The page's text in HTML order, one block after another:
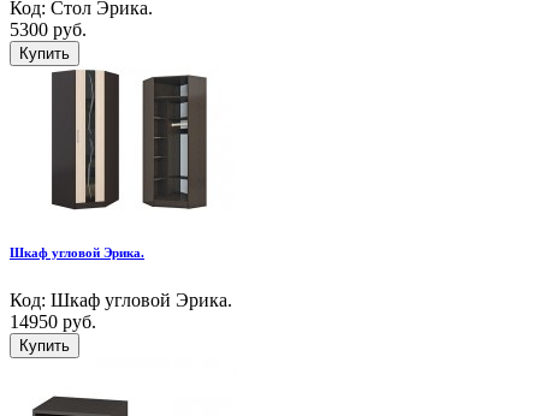
Код: Стол Эрика.
5300 руб.
Купить
Шкаф угловой Эрика.
Код: Шкаф угловой Эрика.
14950 руб.
Купить